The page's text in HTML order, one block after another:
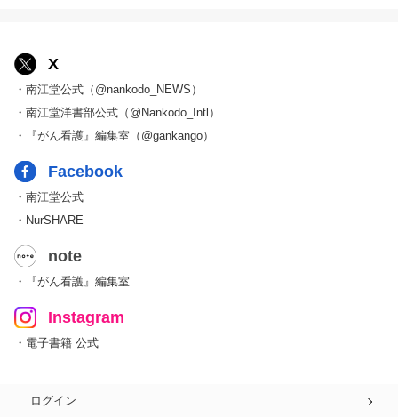
X
・南江堂公式（@nankodo_NEWS）
・南江堂洋書部公式（@Nankodo_Intl）
・『がん看護』編集室（@gankango）
Facebook
・南江堂公式
・NurSHARE
note
・『がん看護』編集室
Instagram
・電子書籍 公式
ログイン